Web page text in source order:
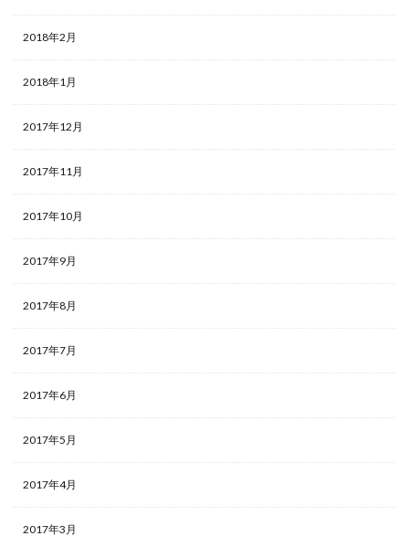
2018年2月
2018年1月
2017年12月
2017年11月
2017年10月
2017年9月
2017年8月
2017年7月
2017年6月
2017年5月
2017年4月
2017年3月